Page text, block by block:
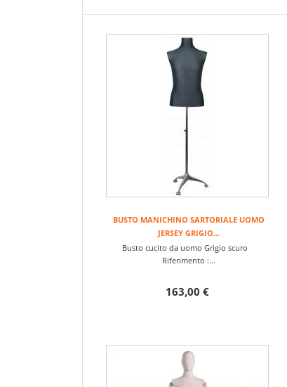
BUSTO MANICHINO SARTORIALE UOMO
JERSEY GRIGIO...
Busto cucito da uomo Grigio scuro
Riferimento :...
163,00 €